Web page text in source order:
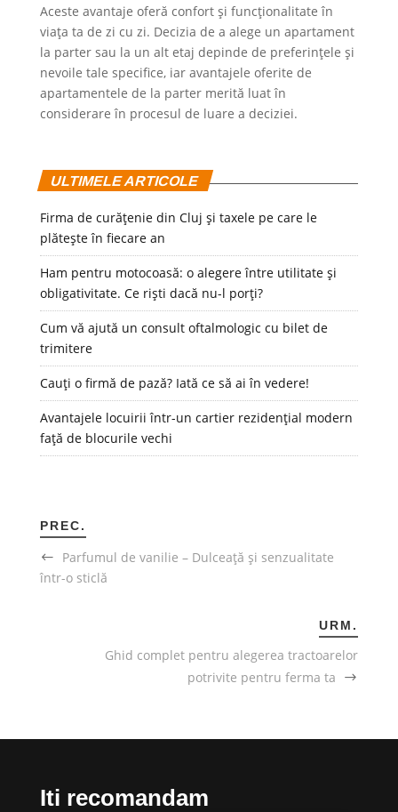
Aceste avantaje oferă confort și funcționalitate în
viața ta de zi cu zi. Decizia de a alege un apartament
la parter sau la un alt etaj depinde de preferințele și
nevoile tale specifice, iar avantajele oferite de
apartamentele de la parter merită luat în
considerare în procesul de luare a deciziei.
ULTIMELE ARTICOLE
Firma de curățenie din Cluj și taxele pe care le
plătește în fiecare an
Ham pentru motocoasă: o alegere între utilitate și
obligativitate. Ce riști dacă nu-l porți?
Cum vă ajută un consult oftalmologic cu bilet de
trimitere
Cauți o firmă de pază? Iată ce să ai în vedere!
Avantajele locuirii într-un cartier rezidențial modern
față de blocurile vechi
PREC.
Parfumul de vanilie – Dulceață și senzualitate
într-o sticlă
URM.
Ghid complet pentru alegerea tractoarelor
potrivite pentru ferma ta
Iti recomandam